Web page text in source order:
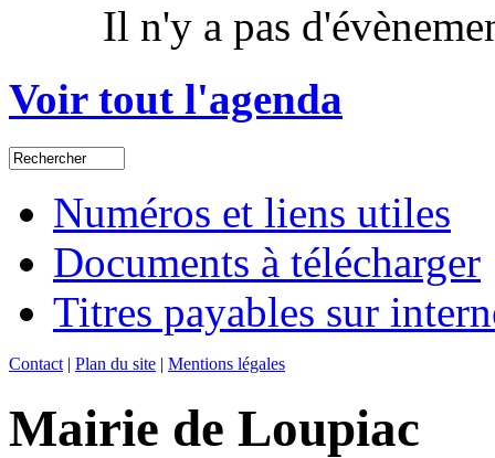
Il n'y a pas
Voir tout l'agenda
Numéros et liens utiles
Documents à télécharger
Titres payables sur
Contact | Plan du site | Mentions légales
Mairie de Loupiac